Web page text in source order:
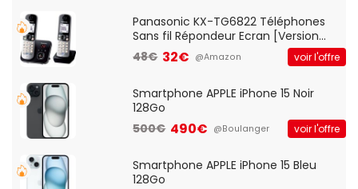
Panasonic KX-TG6822 Téléphones
Sans fil Répondeur Ecran [Version
Française]
48€ 32€ @Amazon voir l'offre
Smartphone APPLE iPhone 15 Noir
128Go
500€ 490€ @Boulanger voir l'offre
Smartphone APPLE iPhone 15 Bleu
128Go